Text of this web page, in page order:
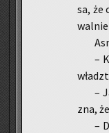
sa, że
–
–
zna,
–